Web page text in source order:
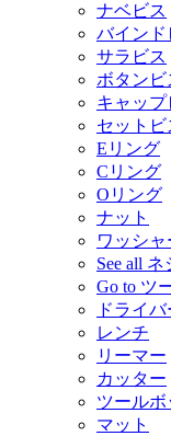
ナベビス
バインド
サラビス
ボタンビ
キャップ
セットビ
Eリング
Cリング
Oリング
ナット
ワッシャ
See all
Go to ツ
ドライバ
レンチ
リーマー
カッター
ツールボ
マット